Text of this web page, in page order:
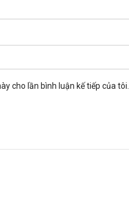
cho lần bình luận kế tiếp của tôi.